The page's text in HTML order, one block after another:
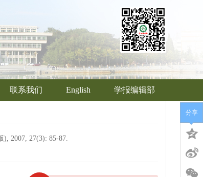
联系我们 English 学报编辑部
2007, 27(3): 85-87.
分享